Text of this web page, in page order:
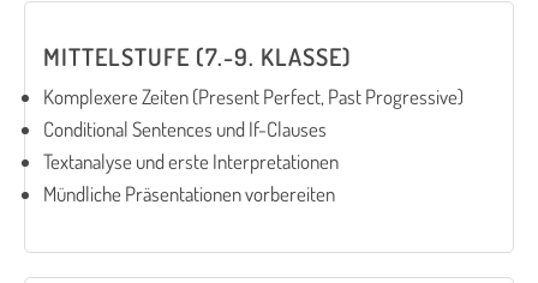
MITTELSTUFE (7.-9. KLASSE)
Komplexere Zeiten (Present Perfect, Past Progressive)
Conditional Sentences und If-Clauses
Textanalyse und erste Interpretationen
Mündliche Präsentationen vorbereiten